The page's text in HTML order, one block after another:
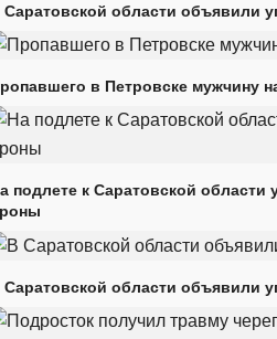
Саратовской области объявили
в Петровске мужчину
подлете к Саратовской области
Саратовской области объявили